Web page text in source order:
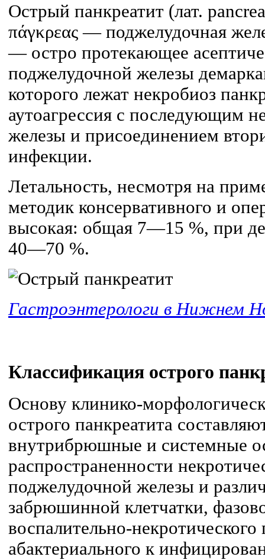
Острый панкреатит (лат.
πάγκρεας — поджелудочная
— остро протекающее
поджелудочной железы
которого лежат некробиоз
аутоагрессия с последующим
железы и присоединением
инфекции.
Летальность, несмотря на
методик консервативного и
высокая: общая 7—15 %, при
40—70 %.
Гастроэнтерологи в Нижнем
Классификация острого
Основу клинико-
острого панкреатита
внутрибрюшные и системные
распространенности
поджелу­дочной железы и
забрюшинной клетчатки,
воспалительно-некротического
абактериального к